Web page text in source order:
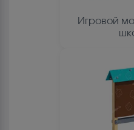
Игровой